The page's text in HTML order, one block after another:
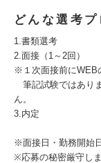
どんな選考
1.書類選考
2.面接（1～2回）
※１次面接前にWEB
筆記試験ではあり
ん。
3.内定
※面接日・勤務開始
※応募の秘密厳守し